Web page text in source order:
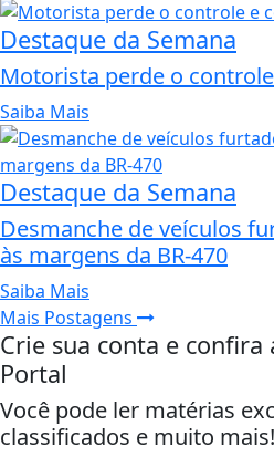
Destaque da Semana
Motorista perde o
Saiba Mais
Destaque da Semana
Desmanche de veículos
às margens da BR-470
Saiba Mais
Mais Postagens
Crie sua conta e confira
Portal
Você pode ler matérias
classificados e muito mais!